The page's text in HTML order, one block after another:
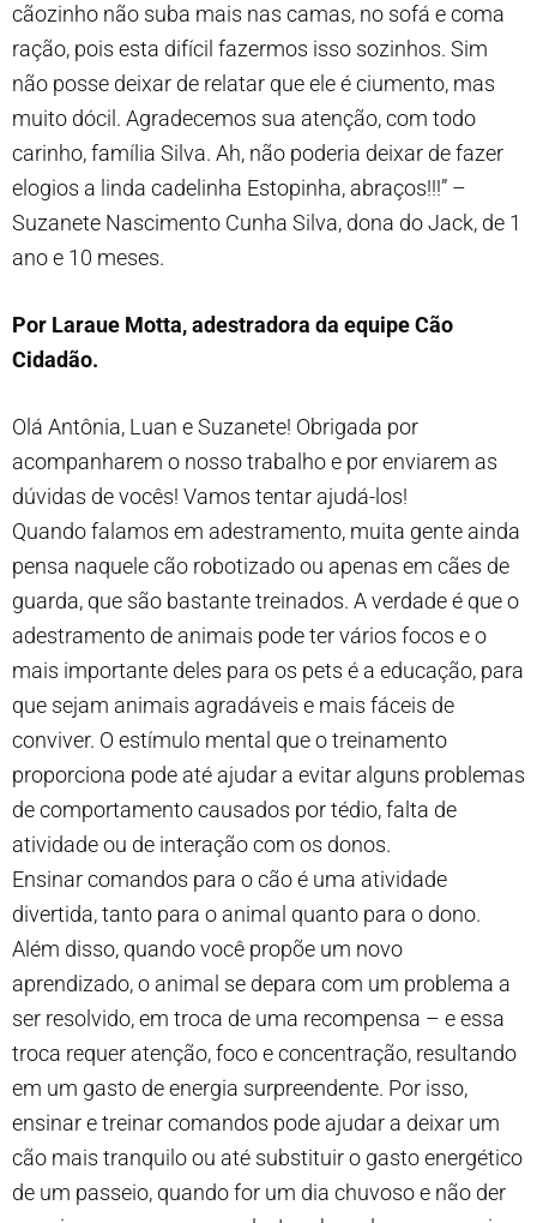
cãozinho não suba mais nas camas, no sofá e coma
ração, pois esta difícil fazermos isso sozinhos. Sim
não posse deixar de relatar que ele é ciumento, mas
muito dócil. Agradecemos sua atenção, com todo
carinho, família Silva. Ah, não poderia deixar de fazer
elogios a linda cadelinha Estopinha, abraços!!!” –
Suzanete Nascimento Cunha Silva, dona do Jack, de 1
ano e 10 meses.
Por Laraue Motta, adestradora da equipe Cão
Cidadão.
Olá Antônia, Luan e Suzanete! Obrigada por
acompanharem o nosso trabalho e por enviarem as
dúvidas de vocês! Vamos tentar ajudá-los!
Quando falamos em adestramento, muita gente ainda
pensa naquele cão robotizado ou apenas em cães de
guarda, que são bastante treinados. A verdade é que o
adestramento de animais pode ter vários focos e o
mais importante deles para os pets é a educação, para
que sejam animais agradáveis e mais fáceis de
conviver. O estímulo mental que o treinamento
proporciona pode até ajudar a evitar alguns problemas
de comportamento causados por tédio, falta de
atividade ou de interação com os donos.
Ensinar comandos para o cão é uma atividade
divertida, tanto para o animal quanto para o dono.
Além disso, quando você propõe um novo
aprendizado, o animal se depara com um problema a
ser resolvido, em troca de uma recompensa – e essa
troca requer atenção, foco e concentração, resultando
em um gasto de energia surpreendente. Por isso,
ensinar e treinar comandos pode ajudar a deixar um
cão mais tranquilo ou até substituir o gasto energético
de um passeio, quando for um dia chuvoso e não der